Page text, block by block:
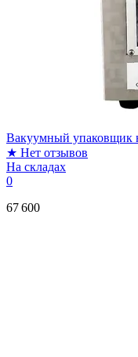
Вакуумный упаковщик
★ Нет отзывов
На складах
0
67 600